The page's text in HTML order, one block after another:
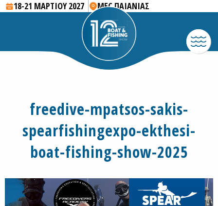
18-21 ΜΑΡΤΙΟΥ 2027 MEC ΠΑΙΑΝΙΑΣ
freedive-mpatsos-sakis-
spearfishingexpo-ekthesi-
boat-fishing-show-2025